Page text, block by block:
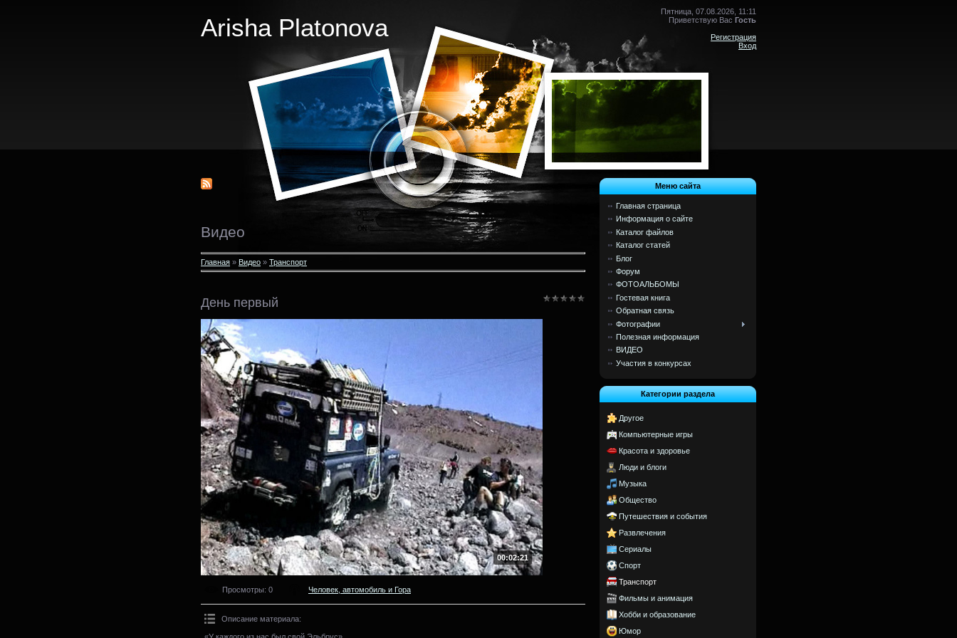
Arisha Platonova
Пятница, 07.08.2026, 11:11
Приветствую Вас Гость
Регистрация
Вход
Видео
Главная » Видео » Транспорт
День первый
00:02:21
Просмотры: 0 Человек, автомобиль и Гора
Описание материала:
«У каждого из нас был свой Эльбрус».
Меню сайта
Главная страница
Информация о сайте
Каталог файлов
Каталог статей
Блог
Форум
ФОТОАЛЬБОМЫ
Гостевая книга
Обратная связь
Фотографии
Полезная информация
ВИДЕО
Участия в конкурсах
Категории раздела
Другое
Компьютерные игры
Красота и здоровье
Люди и блоги
Музыка
Общество
Путешествия и события
Развлечения
Сериалы
Спорт
Транспорт
Фильмы и анимация
Хобби и образование
Юмор